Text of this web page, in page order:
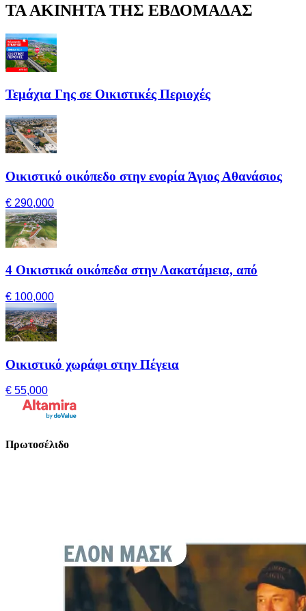
ΤΑ ΑΚΙΝΗΤΑ ΤΗΣ ΕΒΔΟΜΑΔΑΣ
Τεμάχια Γης σε Οικιστικές Περιοχές
Οικιστικό οικόπεδο στην ενορία Άγιος Αθανάσιος
€ 290,000
4 Οικιστικά οικόπεδα στην Λακατάμεια, από
€ 100,000
Οικιστικό χωράφι στην Πέγεια
€ 55,000
Πρωτοσέλιδο